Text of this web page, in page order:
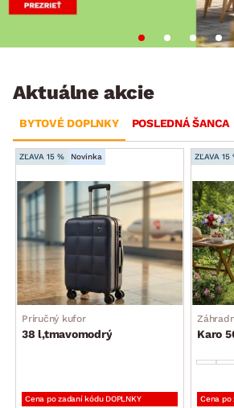
Aktuálne akcie
BYTOVÉ DOPLNKY POSLEDNÁ ŠANCA
ZĽAVA 15 % Novinka
Príručný kufor
38 l,tmavomodrý
Cena po zadaní kódu DOPLNKY
ZĽAVA 15
Karo
Cena po